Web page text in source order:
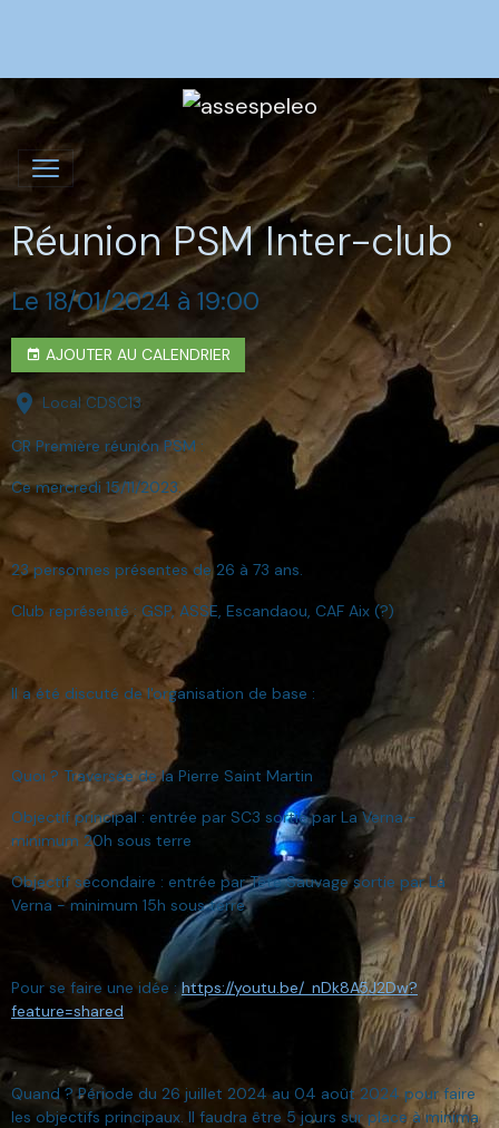
Réunion PSM Inter-club
Le 18/01/2024 à 19:00
AJOUTER AU CALENDRIER
Local CDSC13
CR Première réunion PSM :
Ce mercredi 15/11/2023.
23 personnes présentes de 26 à 73 ans.
Club représenté : GSP, ASSE, Escandaou, CAF Aix (?)
Il a été discuté de l'organisation de base :
Quoi ? Traversée de la Pierre Saint Martin
Objectif principal : entrée par SC3 sortie par La Verna -
minimum 20h sous terre
Objectif secondaire : entrée par Tête Sauvage sortie par La
Verna - minimum 15h sous terre
Pour se faire une idée :https://youtu.be/_nDk8A5J2Dw?
feature=shared
Quand ? Période du 26 juillet 2024 au 04 août 2024 pour faire
les objectifs principaux. Il faudra être 5 jours sur place à minima